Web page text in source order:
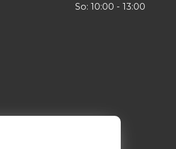
So: 10:00 - 13:00